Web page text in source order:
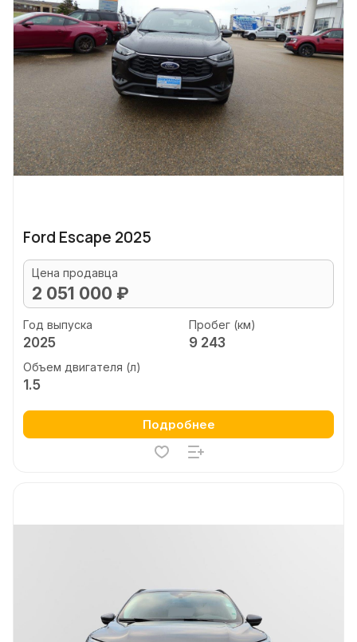
Ford Escape 2025
Цена продавца
2 051 000 ₽
Год выпуска
2025
Пробег (км)
9 243
Объем двигателя (л)
1.5
Подробнее